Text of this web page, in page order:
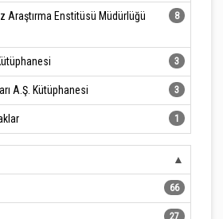
Araştırma Enstitüsü Müdürlüğü
8
3
A.Ş. Kütüphanesi 3
1
66
27